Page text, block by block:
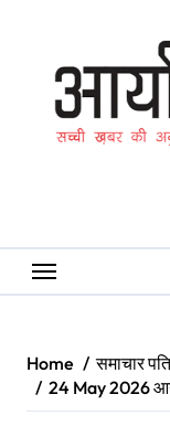
Home
समाचार
24 May 2026